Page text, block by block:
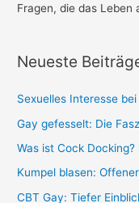
h
Fragen, die das Leben
Neueste
Sexuelles Interesse
Gay gefesselt: Die
Was ist Cock Docking?
Kumpel blasen:
CBT Gay: Tiefer